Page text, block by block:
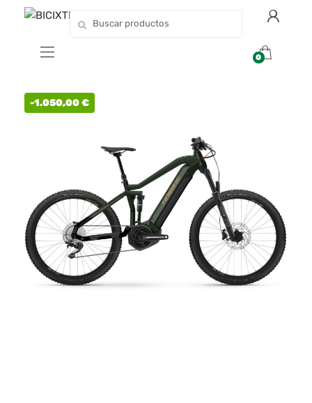
0
-1.050,00€